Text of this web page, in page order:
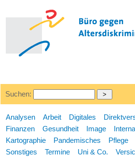
Suchen:
Analysen Arbeit Digitales
Finanzen
Gesundheit Image
Kartographie
Pandemisches Pflege
Sonstiges
Termine Uni & Co.